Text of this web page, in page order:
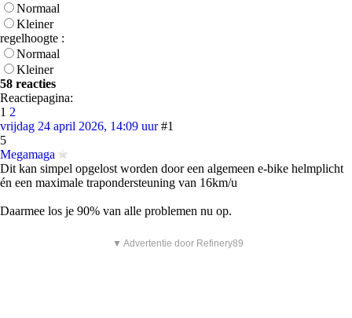
Normaal
Kleiner
regelhoogte :
Normaal
Kleiner
58 reacties
Reactiepagina:
1 2
vrijdag 24 april 2026, 14:09 uur #1
5
Megamaga
Dit kan simpel opgelost worden door een algemeen e-bike helmplicht
én een maximale trapondersteuning van 16km/u
Daarmee los je 90% van alle problemen nu op.
▼ Advertentie door Refinery89